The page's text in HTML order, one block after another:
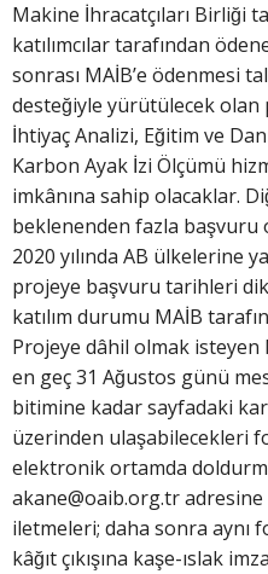
Makine İhracatçıları Birliği
katılımcılar tarafından
sonrası MAİB’e ödenmesi
desteğiyle yürütülecek
İhtiyaç Analizi, Eğitim ve
Karbon Ayak İzi Ölçümü
imkânına sahip olacaklar.
beklenenden fazla başvuru
2020 yılında AB ülkelerine
projeye başvuru tarihleri
katılım durumu MAİB
Projeye dâhil olmak isteyen
en geç 31 Ağustos günü
bitimine kadar sayfadaki
üzerinden ulaşabilecekleri
elektronik ortamda
akane@oaib.org.tr adresine
iletmeleri; daha sonra aynı
kâğıt çıkışına kaşe-ıslak